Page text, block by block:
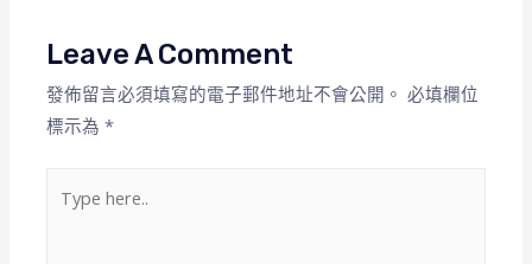
Leave A Comment
發佈留言必須填寫的電子郵件地址不會公開。 必填欄位
標示為*